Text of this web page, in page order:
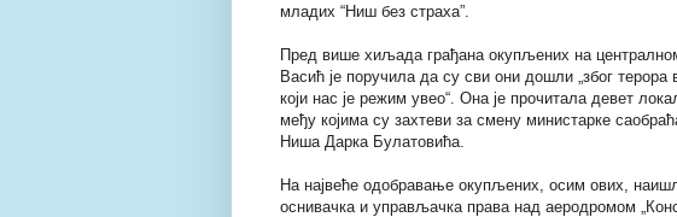
младих “Ниш без страха”.
Пред више хиљада грађана окупљених на
Васић је поручила да су сви они дошли „због
који нас је режим увео“. Она је прочитала девет
међу којима су захтеви за смену министарке
Ниша Дарка Булатовића.
На највеће одобравање окупљених, осим ових,
оснивачка и управљачка права над аеродромом